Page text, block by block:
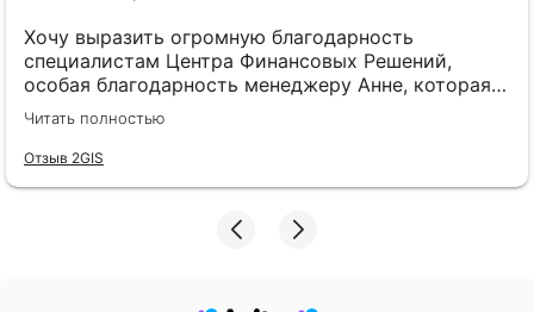
Хочу выразить огромную благодарность
специалистам Центра Финансовых Решений,
особая благодарность менеджеру Анне, которая
на протяжении всего периода оставалась на
связи, быстро и понятно отвечала на
интересующие вопросы! Эта компания привлекла
вежливые и приветливы. Обратилась к ним за
Читать полностью
Отзыв 2GIS